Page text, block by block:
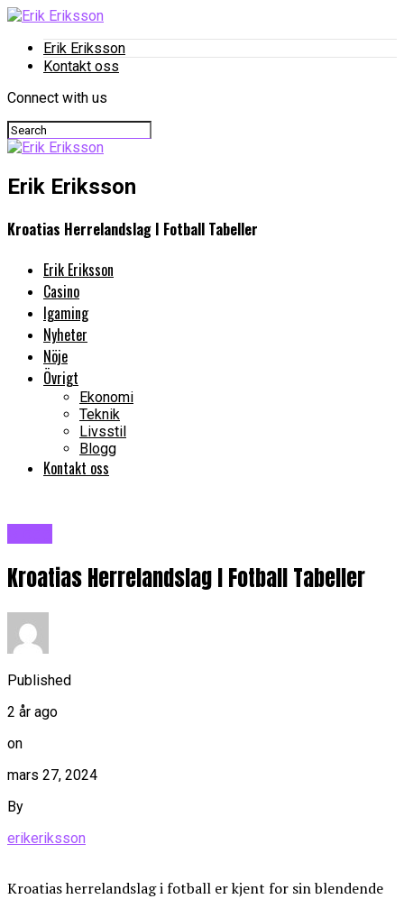
Erik Eriksson
Kontakt oss
Connect with us
Erik Eriksson
Kroatias Herrelandslag I Fotball Tabeller
Erik Eriksson
Casino
Igaming
Nyheter
Nöje
Övrigt
Ekonomi
Teknik
Livsstil
Blogg
Kontakt oss
Kroatias Herrelandslag I Fotball Tabeller
Published
2 år ago
on
mars 27, 2024
By
erikeriksson
Kroatias herrelandslag i fotball er kjent for sin blendende